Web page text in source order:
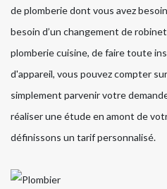
de plomberie dont vous avez
besoin d’un changement de
plomberie cuisine, de faire toute
d'appareil, vous pouvez compter
simplement parvenir votre
réaliser une étude en amont de
définissons un tarif personnalisé.